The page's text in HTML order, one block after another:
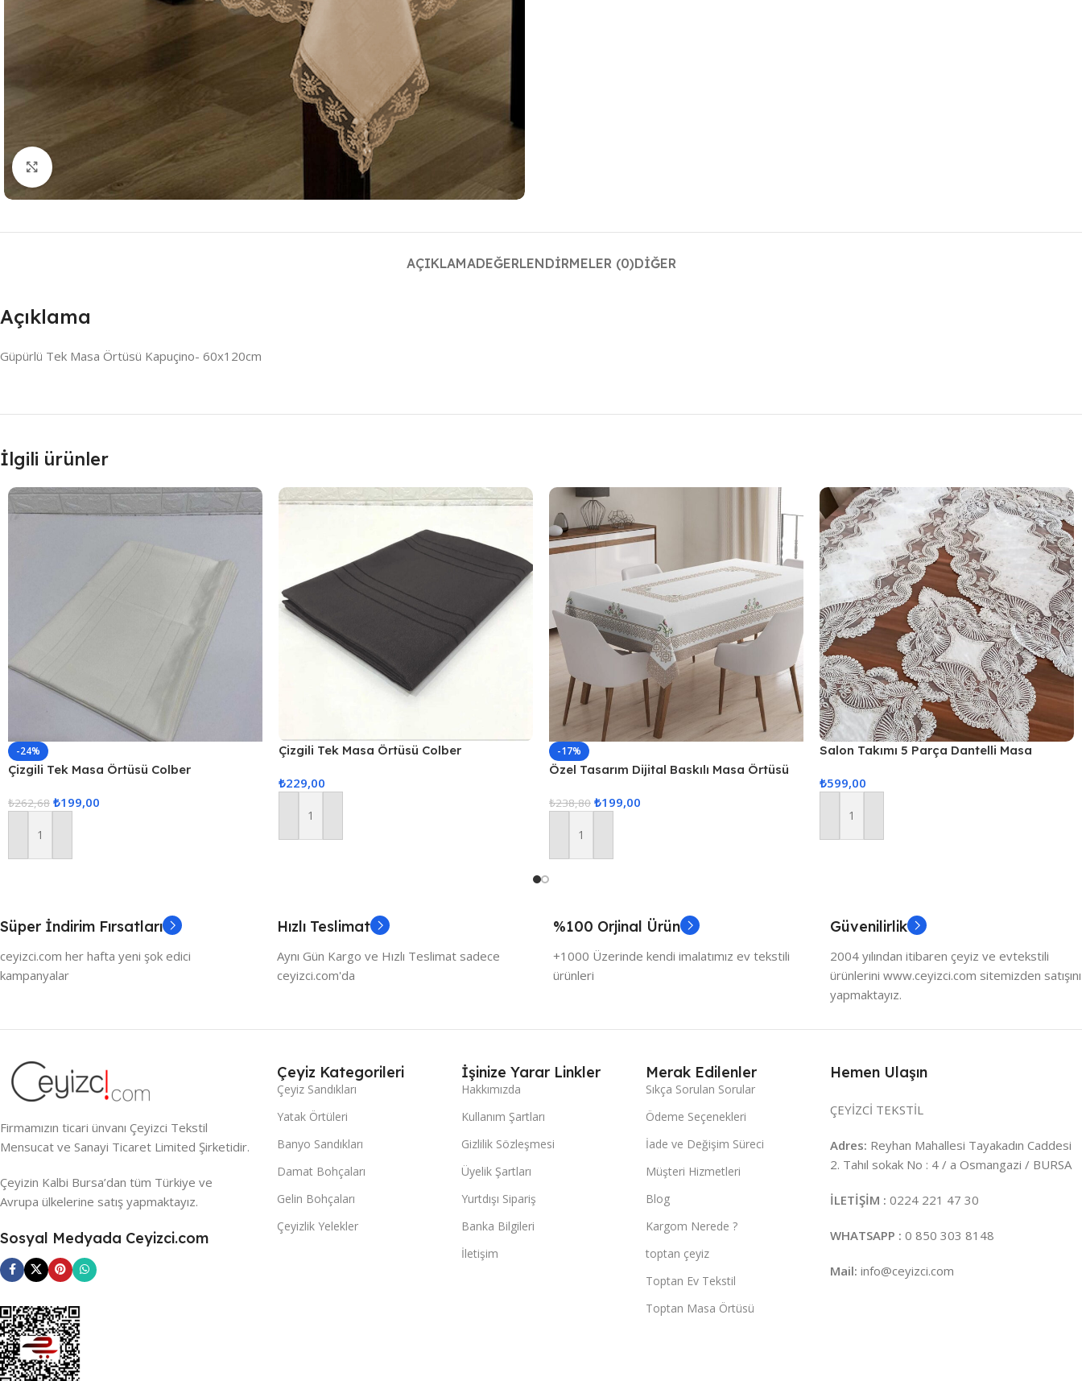
Resmi Büyüt
AÇIKLAMADEĞERLENDIRMELER (0)DIĞER
Açıklama
Güpürlü Tek Masa Örtüsü Kapuçino- 60x120cm
İlgili ürünler
-24%
Çizgili Tek Masa Örtüsü Colber
₺262,68 ₺199,00
Sepete Ekle
Çizgili Tek Masa Örtüsü Colber
₺229,00
Sepete Ekle
-17%
Özel Tasarım Dijital Baskılı Masa Örtüsü
₺238,80 ₺199,00
Sepete Ekle
Salon Takımı 5 Parça Dantelli Masa
₺599,00
Sepete Ekle
Süper İndirim Fırsatları
ceyizci.com her hafta yeni şok edici
kampanyalar
Hızlı Teslimat
Aynı Gün Kargo ve Hızlı Teslimat sadece
ceyizci.com'da
%100 Orjinal Ürün
+1000 Üzerinde kendi imalatımız ev tekstili
ürünleri
Güvenilirlik
2004 yılından itibaren çeyiz ve evtekstili
ürünlerini www.ceyizci.com sitemizden satışını
yapmaktayız.
Firmamızın ticari ünvanı Çeyizci Tekstil
Mensucat ve Sanayi Ticaret Limited Şirketidir.
Çeyizin Kalbi Bursa’dan tüm Türkiye ve
Avrupa ülkelerine satış yapmaktayız.
Sosyal Medyada Ceyizci.com
Çeyiz Kategorileri
Çeyiz Sandıkları
Yatak Örtüleri
Banyo Sandıkları
Damat Bohçaları
Gelin Bohçaları
Çeyizlik Yelekler
İşinize Yarar Linkler
Hakkımızda
Kullanım Şartları
Gizlilik Sözleşmesi
Üyelik Şartları
Yurtdışı Sipariş
Banka Bilgileri
İletişim
Merak Edilenler
Sıkça Sorulan Sorular
Ödeme Seçenekleri
İade ve Değişim Süreci
Müşteri Hizmetleri
Blog
Kargom Nerede ?
toptan çeyiz
Toptan Ev Tekstil
Toptan Masa Örtüsü
Hemen Ulaşın
ÇEYİZCİ TEKSTİL
Adres: Reyhan Mahallesi Tayakadın Caddesi
2. Tahıl sokak No : 4 / a Osmangazi / BURSA
İLETİŞİM : 0224 221 47 30
WHATSAPP : 0 850 303 8148
Mail: info@ceyizci.com